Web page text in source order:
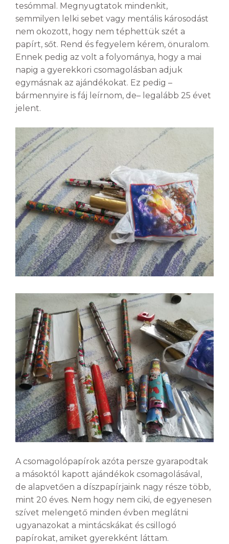
tesómmal. Megnyugtatok mindenkit,
semmilyen lelki sebet vagy mentális károsodást
nem okozott, hogy nem téphettük szét a
papírt, sőt. Rend és fegyelem kérem, önuralom.
Ennek pedig az volt a folyománya, hogy a mai
napig a gyerekkori csomagolásban adjuk
egymásnak az ajándékokat. Ez pedig –
bármennyire is fáj leírnom, de­– legalább 25 évet
jelent.
A csomagolópapírok azóta persze gyarapodtak
a másoktól kapott ajándékok csomagolásával,
de alapvetően a díszpapírjaink nagy része több,
mint 20 éves. Nem hogy nem ciki, de egyenesen
szívet melengető minden évben meglátni
ugyanazokat a mintácskákat és csillogó
papírokat, amiket gyerekként láttam.